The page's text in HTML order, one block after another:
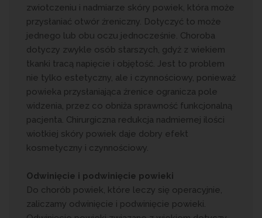
zwiotczeniu i nadmiarze skóry powiek, która może
przysłaniać otwór źreniczny. Dotyczyć to może
jednego lub obu oczu jednocześnie. Choroba
dotyczy zwykle osób starszych, gdyż z wiekiem
tkanki tracą napięcie i objętość. Jest to problem
nie tylko estetyczny, ale i czynnościowy, ponieważ
powieka przysłaniająca źrenice ogranicza pole
widzenia, przez co obniża sprawność funkcjonalną
pacjenta. Chirurgiczna redukcja nadmiernej ilości
wiotkiej skóry powiek daje dobry efekt
kosmetyczny i czynnościowy.
Odwinięcie i podwinięcie powieki
Do chorób powiek, które leczy się operacyjnie,
zaliczamy odwinięcie i podwinięcie powieki.